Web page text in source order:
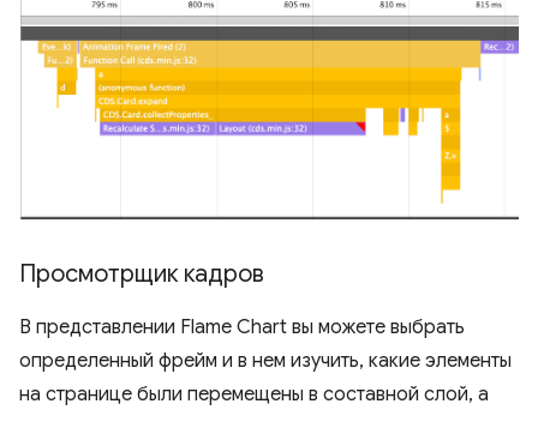
Просмотрщик кадров
В представлении Flame Chart вы можете выбрать
определенный фрейм и в нем изучить, какие элементы
на странице были перемещены в составной слой, а